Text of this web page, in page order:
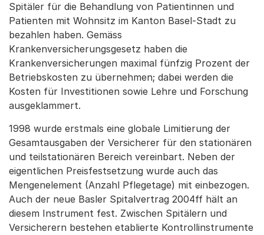
Spitäler für die Behandlung von Patientinnen und
Patienten mit Wohnsitz im Kanton Basel-Stadt zu
bezahlen haben. Gemäss
Krankenversicherungsgesetz haben die
Krankenversicherungen maximal fünfzig Prozent der
Betriebskosten zu übernehmen; dabei werden die
Kosten für Investitionen sowie Lehre und Forschung
ausgeklammert.
1998 wurde erstmals eine globale Limitierung der
Gesamtausgaben der Versicherer für den stationären
und teilstationären Bereich vereinbart. Neben der
eigentlichen Preisfestsetzung wurde auch das
Mengenelement (Anzahl Pflegetage) mit einbezogen.
Auch der neue Basler Spitalvertrag 2004ff hält an
diesem Instrument fest. Zwischen Spitälern und
Versicherern bestehen etablierte Kontrollinstrumente